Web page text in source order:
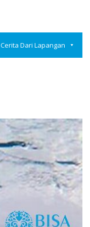
Cerita Dari Lapangan